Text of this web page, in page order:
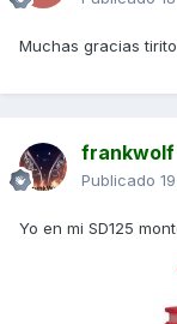
Muchas gracias
frankwolf
Publicado
Yo en mi SD125